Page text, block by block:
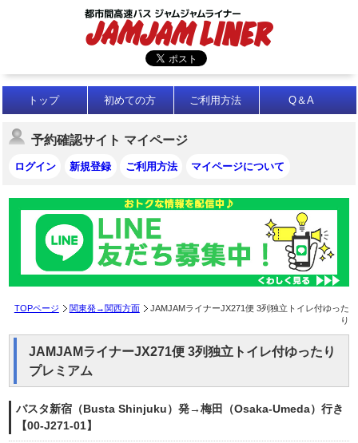
トップ 初めての方 ご利用方法 Q＆A
予約確認サイト マイページ
ログイン 新規登録 ご利用方法 マイページについて
TOPページ 関東発→関西方面
JAMJAMライナーJX271便 3列独立トイレ付ゆった
り
JAMJAMライナーJX271便 3列独立トイレ付ゆったり
プレミアム
バスタ新宿（Busta Shinjuku）発→梅田（Osaka-Umeda）行き
【00-J271-01】